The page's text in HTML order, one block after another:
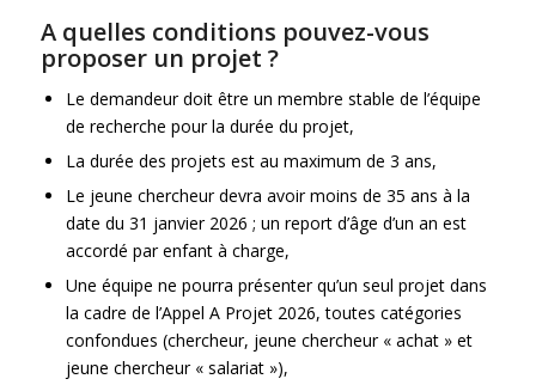
A quelles conditions pouvez-vous
proposer un projet ?
Le demandeur doit être un membre stable de l’équipe
de recherche pour la durée du projet,
La durée des projets est au maximum de 3 ans,
Le jeune chercheur devra avoir moins de 35 ans à la
date du 31 janvier 2026 ; un report d’âge d’un an est
accordé par enfant à charge,
Une équipe ne pourra présenter qu’un seul projet dans
la cadre de l’Appel A Projet 2026, toutes catégories
confondues (chercheur, jeune chercheur « achat » et
jeune chercheur « salariat »),